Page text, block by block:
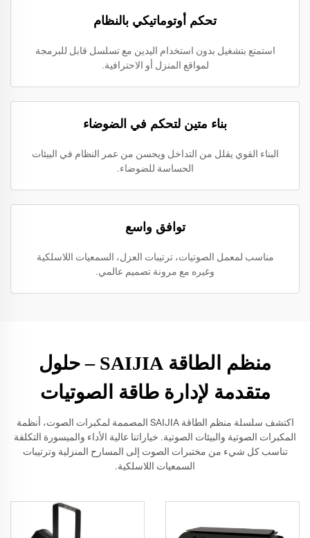
تحكم أوتوماتيكي بالنظام
استمتع بتشغيل بدون استخدام اليدين مع تسلسل قابل للبرمجة
لمواقع المنزل أو الاحترافية.
بناء متين لتحكم في الضوضاء
البناء القوي يقلل من التداخل ويحسن من عمر النظام في البيئات
الحساسة للضوضاء.
توافق واسع
مناسب لمعمل الصوتيات، ترتيبات العزل، السمعيات اللاسلكية
وغيره مع مرونة تصميم عالمي.
منظم الطاقة SAIJIA – حلول
متقدمة لإدارة طاقة الصوتيات
اكتشف سلسلة منظم الطاقة SAIJIA المصممة لمكبرات الصوت، أنظمة
المكبرات الصوتية والبيئات الصوتية. خياراتنا عالية الأداء والميسورة التكلفة
تناسب كل شيء من مختبرات الصوت إلى المسارح المنزلية وترتيبات
السمعيات اللاسلكية.